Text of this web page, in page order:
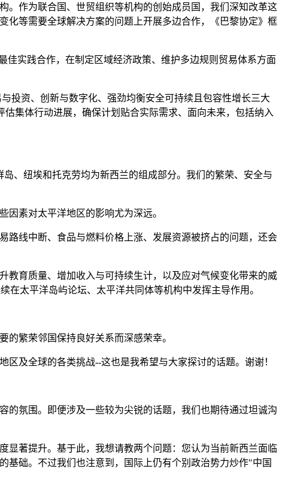
。作为联合国、世贸组织等机构的创始成员国，我们深知改革这
化等需要全球解决方案的问题上开展多边合作，《巴黎协定》框
佳实践合作，在制定区域经济政策、维护多边规则贸易体系方面
投资、创新与数字化、强劲均衡安全可持续且包容性增长三大
集体行动进展，确保计划贴合实际需求、面向未来，包括纳入
、纽埃和托克劳均为新西兰的组成部分。我们的繁荣、安全与
因素对太平洋地区的影响尤为深远。
路线中断、食品与燃料价格上涨、发展资源被挤占的问题，还会
教育质量、增加收入与可持续生计，以及应对气候变化带来的威
太平洋岛屿论坛、太平洋共同体等机构中发挥主导作用。
繁荣邻国保持良好关系而深感荣幸。
及全球的各类挑战--这也是我希望与大家探讨的话题。谢谢！
的氛围。即便涉及一些较为尖锐的话题，我们也期待通过坦诚沟
显著提升。基于此，我想请教两个问题：您认为当前新西兰面临
基础。不过我们也注意到，国际上仍有个别政治势力炒作"中国